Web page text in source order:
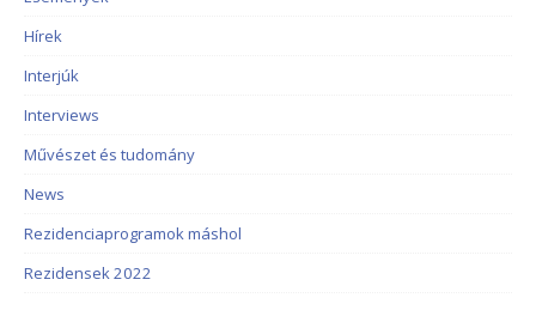
Hírek
Interjúk
Interviews
Művészet és tudomány
News
Rezidenciaprogramok máshol
Rezidensek 2022